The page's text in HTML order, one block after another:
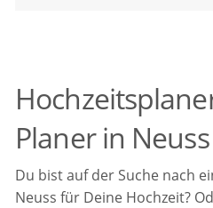
Planer in Neuss
Du bist auf der Suche nach
Neuss für Deine Hochzeit?